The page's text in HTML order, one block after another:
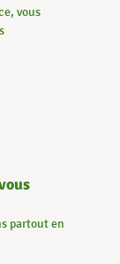
vous
partout en